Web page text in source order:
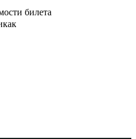
билета